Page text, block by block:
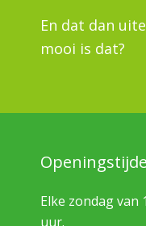
En dat dan
mooi is dat?
Elke zondag van
uur.